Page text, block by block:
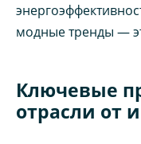
модные тренды —
Ключевые
отрасли от